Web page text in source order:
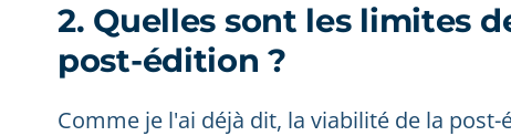
2. Quelles sont les limites
post-édition ?
Comme je l'ai déjà dit, la viabilité de la